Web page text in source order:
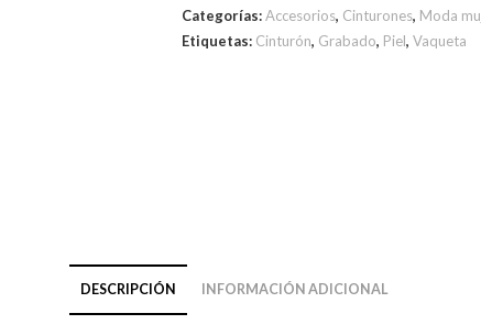
Categorías:Accesorios, Cinturones, Moda
Etiquetas: Cinturón, Grabado, Piel, Vaqueta
DESCRIPCIÓN INFORMACIÓN ADICIONAL